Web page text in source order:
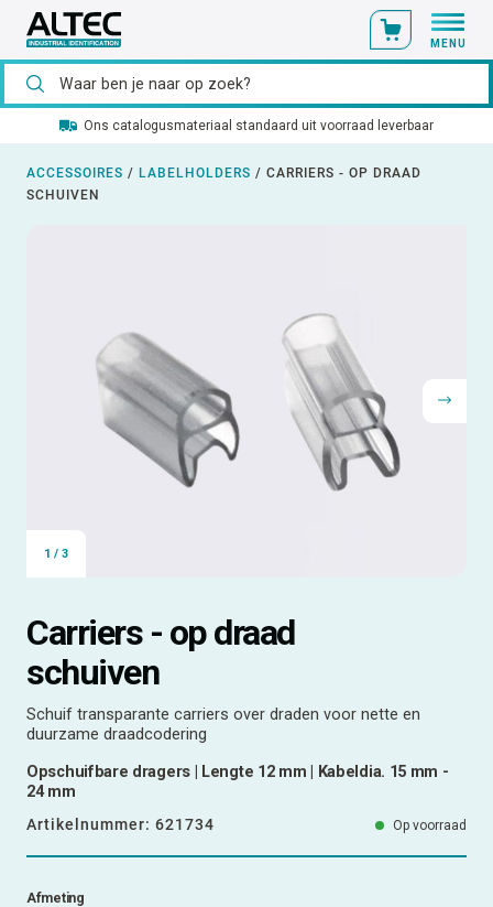
MENU
Ons catalogusmateriaal standaard uit voorraad leverbaar
ACCESSOIRES / LABELHOLDERS / CARRIERS - OP DRAAD
SCHUIVEN
1 / 3
Carriers - op draad
schuiven
Schuif transparante carriers over draden voor nette en
duurzame draadcodering
Opschuifbare dragers | Lengte 12 mm | Kabeldia. 15 mm -
24 mm
Artikelnummer: 621734 Op voorraad
Afmeting